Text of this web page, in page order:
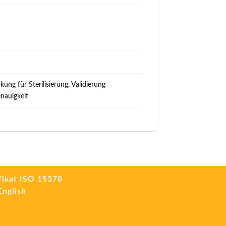
für Sterilisierung, Validierung
ISO 15378